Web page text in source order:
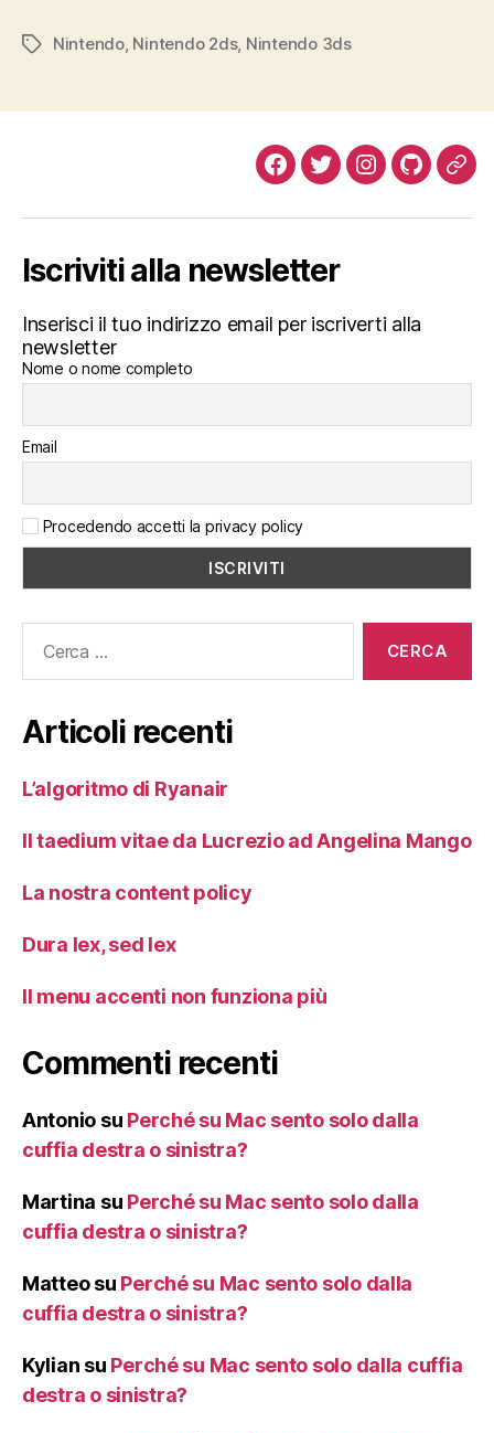
Tag Nintendo, Nintendo 2ds, Nintendo 3ds
Facebook
TwitterInstagram
Github
Iscriviti alla newsletter
Inserisci il tuo indirizzo email per iscriverti alla
newsletter
Nome o nome completo
Email
Procedendo accetti la privacy policy
Articoli recenti
L’algoritmo di Ryanair
Il taedium vitae da Lucrezio ad Angelina Mango
La nostra content policy
Dura lex, sed lex
Il menu accenti non funziona più
Commenti recenti
Antonio su Perché su Mac sento solo dalla
cuffia destra o sinistra?
Martina su Perché su Mac sento solo dalla
cuffia destra o sinistra?
Matteosu Perché su Mac sento solo dalla
cuffia destra o sinistra?
Kylian su Perché su Mac sento solo dalla cuffia
destra o sinistra?